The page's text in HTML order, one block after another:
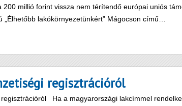
200 millió forint vissza nem térítendő európai uniós
lakókörnyezetünkért” Mágocson című…
regisztrációról
Ha a magyarországi lakcímmel